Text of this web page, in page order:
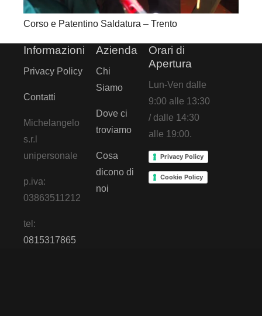
Corso e Patentino Saldatura – Trento
Informazioni
Privacy Policy
Contatti
Michelangelo
s.r.l
unipersonale
p.iva:
03863511212
tel:
0815317865
Azienda
Chi
Siamo
Dove ci
troviamo
Cosa
dicono di
noi
Orari di
Apertura
Lun-Ven dalle
9:00 alle 13:30
/ dalle 14:30
alle 19:00.
Privacy Policy
Cookie Policy